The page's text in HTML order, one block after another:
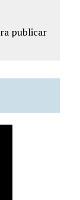
publicar